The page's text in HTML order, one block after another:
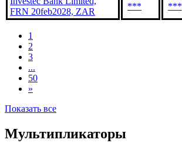
FRN 20feb2028, ZAR
*** ***
1
2
3
...
50
»
Показать все
Мультипликаторы